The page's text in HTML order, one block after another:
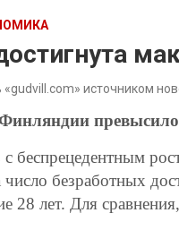
источником
превысило
беспрецедентным
безработных
28 лет. Для